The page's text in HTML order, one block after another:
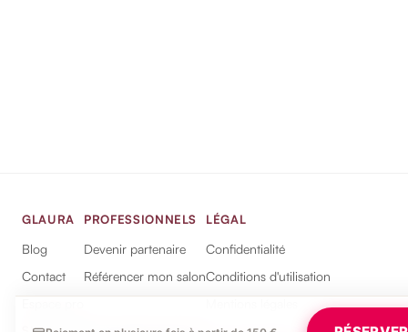
GLAURA
Blog
Contact
PROFESSIONNELS
Devenir partenaire
Référencer mon salon
LÉGAL
Confidentialité
Conditions d'utilisation